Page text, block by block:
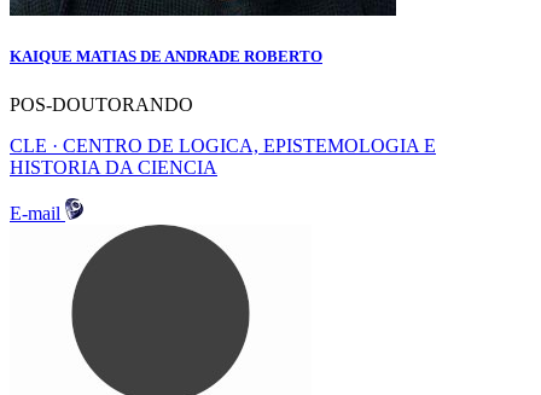
KAIQUE MATIAS DE ANDRADE ROBERTO
POS-DOUTORANDO
CLE · CENTRO DE LOGICA, EPISTEMOLOGIA E
HISTORIA DA CIENCIA
E-mail